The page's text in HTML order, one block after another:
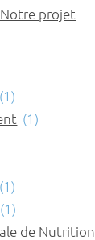
projet
(1)
(1)
(1)
(1)
de Nutrition